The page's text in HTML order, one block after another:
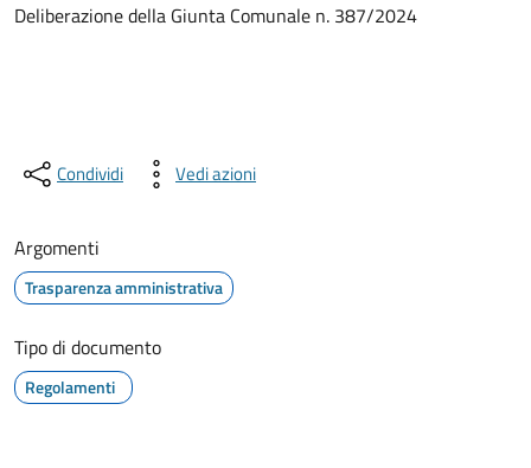
Deliberazione della Giunta Comunale n. 387/2024
Condividi Vedi azioni
Argomenti
Trasparenza amministrativa
Tipo di documento
Regolamenti